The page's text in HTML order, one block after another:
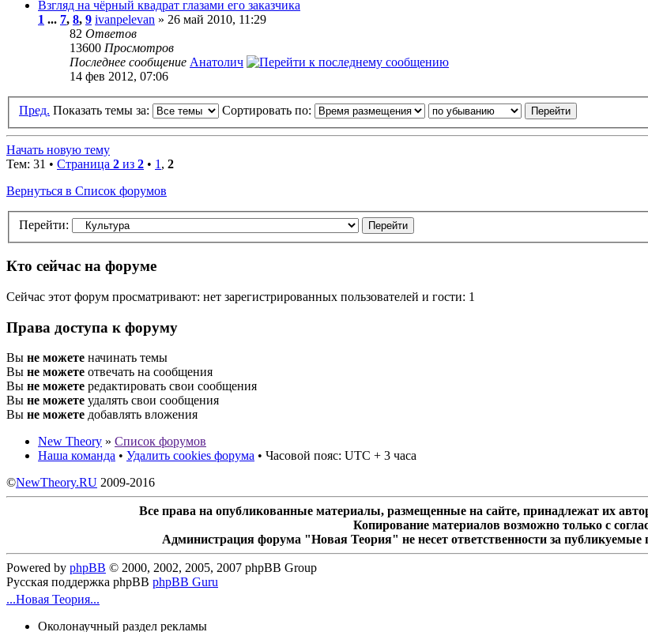
Взгляд на чёрный квадрат глазами его заказчика
1 ... 7, 8, 9 ivanpelevan » 26 май 2010, 11:29
82 Ответов
13600 Просмотров
Последнее сообщение Анатолич
14 фев 2012, 07:06
Пред. Показать темы за: Сортировать по:
Начать новую тему
Тем: 31 • Страница 2 из 2 • 1 , 2
Вернуться в Список форумов
Перейти:
Кто сейчас на форуме
Сейчас этот форум просматривают: нет зарегистрированных пользователей и гости: 1
Права доступа к форуму
Вы не можете начинать темы
Вы не можете отвечать на сообщения
Вы не можете редактировать свои сообщения
Вы не можете удалять свои сообщения
Вы не можете добавлять вложения
New Theory » Список форумов
Наша команда • Удалить cookies форума • Часовой пояс: UTC + 3 часа
©NewTheory.RU 2009-2016
Все права на опубликованные материалы, размещенные на сайте, принадлежат их
Копирование материалов возможно только с
Администрация форума "Новая Теория" не несет ответственности за
Powered by phpBB © 2000, 2002, 2005, 2007 phpBB Group
Русская поддержка phpBB phpBB Guru
...Новая Теория...
Околонаучный раздел рекламы